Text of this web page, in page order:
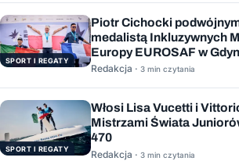
SPORT I REGATY
Piotr Cichocki
medalistą Inkluzywnych
Europy EUROSAF w
Redakcja · 3 min czytania
SPORT I REGATY
Włosi Lisa Vucetti i
Mistrzami Świata
470
Redakcja · 3 min czytania